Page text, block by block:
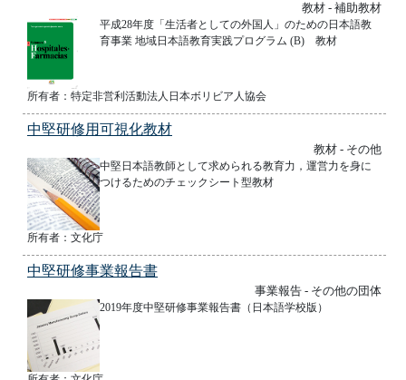
教材 - 補助教材
平成28年度「生活者としての外国人」のための日本語教
育事業 地域日本語教育実践プログラム (B) 教材
所有者：特定非営利活動法人日本ボリビア人協会
中堅研修用可視化教材
教材 - その他
中堅日本語教師として求められる教育力，運営力を身に
つけるためのチェックシート型教材
所有者：文化庁
中堅研修事業報告書
事業報告 - その他の団体
2019年度中堅研修事業報告書（日本語学校版）